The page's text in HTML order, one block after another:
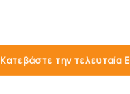
Κατεβάστε την τελευταία